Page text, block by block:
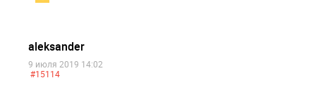
aleksander
9 июля 2019 14:02
#15114